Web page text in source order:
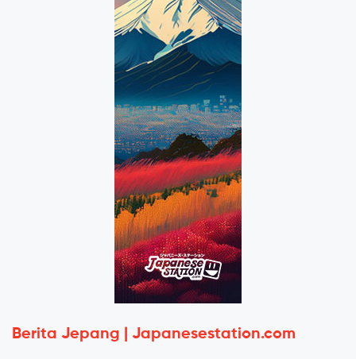
Berita Jepang | Japanesestation.com